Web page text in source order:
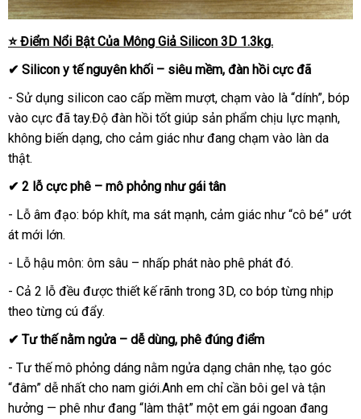
⭐ Điểm Nổi Bật Của Mông Giả Silicon 3D 1.3kg.
✔ Silicon y tế nguyên khối – siêu mềm, đàn hồi cực đã
- Sử dụng silicon cao cấp mềm mượt, chạm vào là “dính”, bóp
vào cực đã tay.Độ đàn hồi tốt giúp sản phẩm chịu lực mạnh,
không biến dạng, cho cảm giác như đang chạm vào làn da
thật.
✔ 2 lỗ cực phê – mô phỏng như gái tân
- Lỗ âm đạo: bóp khít, ma sát mạnh, cảm giác như “cô bé” ướt
át mới lớn.
- Lỗ hậu môn: ôm sâu – nhấp phát nào phê phát đó.
- Cả 2 lỗ đều được thiết kế rãnh trong 3D, co bóp từng nhịp
theo từng cú đẩy.
✔ Tư thế nằm ngửa – dễ dùng, phê đúng điểm
- Tư thế mô phỏng dáng nằm ngửa dạng chân nhẹ, tạo góc
“đâm” dễ nhất cho nam giới.Anh em chỉ cần bôi gel và tận
hưởng — phê như đang “làm thật” một em gái ngoan đang